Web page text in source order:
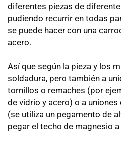
diferentes piezas de
pudiendo recurrir en todas
se puede hacer con una
acero.
Así que según la pieza y los
soldadura, pero también a
tornillos o remaches (por
de vidrio y acero) o a uniones
(se utiliza un pegamento de
pegar el techo de magnesio